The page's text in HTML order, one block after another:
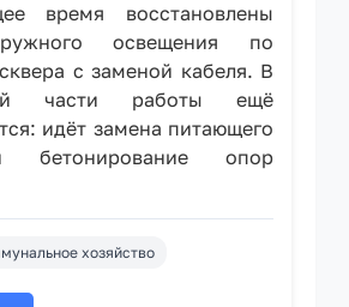
время восстановлены
освещения по
с заменой кабеля. В
части работы ещё
идёт замена питающего
бетонирование опор
хозяйство